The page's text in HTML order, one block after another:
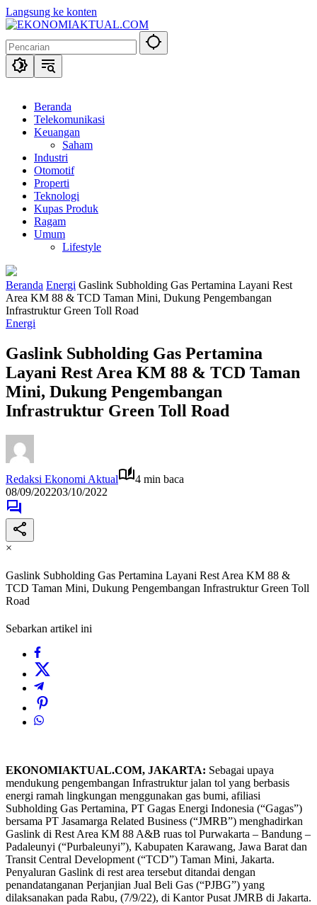
Langsung ke konten
Beranda
Telekomunikasi
Keuangan
Saham
Industri
Otomotif
Properti
Teknologi
Kupas Produk
Ragam
Umum
Lifestyle
Beranda Energi Gaslink Subholding Gas Pertamina Layani Rest
Area KM 88 & TCD Taman Mini, Dukung Pengembangan
Infrastruktur Green Toll Road
Energi
Gaslink Subholding Gas Pertamina
Layani Rest Area KM 88 & TCD Taman
Mini, Dukung Pengembangan
Infrastruktur Green Toll Road
Redaksi Ekonomi Aktual
4 min baca
08/09/202203/10/2022
×
Gaslink Subholding Gas Pertamina Layani Rest Area KM 88 &
TCD Taman Mini, Dukung Pengembangan Infrastruktur Green Toll
Road
Sebarkan artikel ini
EKONOMIAKTUAL.COM, JAKARTA: Sebagai upaya
mendukung pengembangan Infrastruktur jalan tol yang berbasis
energi ramah lingkungan menggunakan gas bumi, afiliasi
Subholding Gas Pertamina, PT Gagas Energi Indonesia (“Gagas”)
bersama PT Jasamarga Related Business (“JMRB”) menghadirkan
Gaslink di Rest Area KM 88 A&B ruas tol Purwakarta – Bandung –
Padaleunyi (“Purbaleunyi”), Kabupaten Karawang, Jawa Barat dan
Transit Central Development (“TCD”) Taman Mini, Jakarta.
Penyaluran Gaslink di rest area tersebut ditandai dengan
penandatanganan Perjanjian Jual Beli Gas (“PJBG”) yang
dilaksanakan pada Rabu, (7/9/22), di Kantor Pusat JMRB di Jakarta.